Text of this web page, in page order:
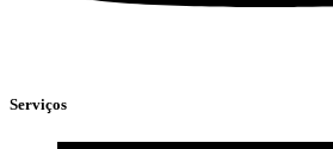
Serviços